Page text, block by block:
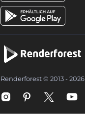
Renderforest © 2013 - 2026